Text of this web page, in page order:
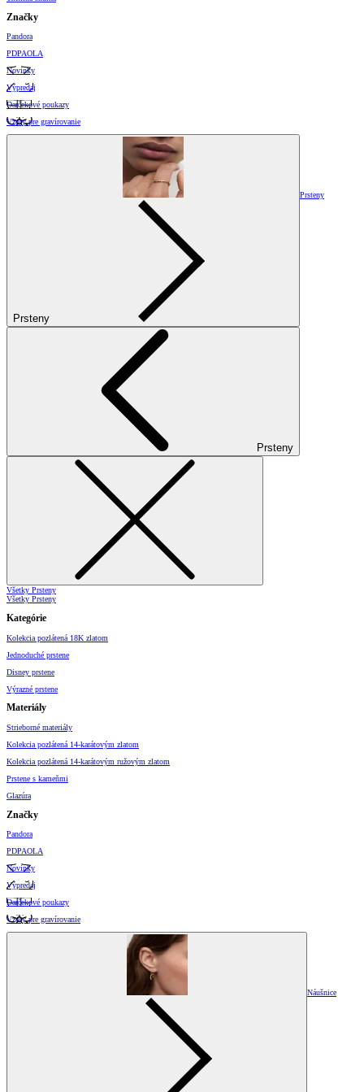
Značky
Pandora
PDPAOLA
Novinky
Výpredaj
Darčekové poukazy
Vzory pre gravírovanie
Prsteny
Prsteny
Prsteny
Všetky Prsteny
Všetky Prsteny
Kategórie
Kolekcia pozlátená 18K zlatom
Jednoduché prstene
Disney prstene
Výrazné prstene
Materiály
Strieborné materiály
Kolekcia pozlátená 14-karátovým zlatom
Kolekcia pozlátená 14-karátovým ružovým zlatom
Prstene s kameňmi
Glazúra
Značky
Pandora
PDPAOLA
Novinky
Výpredaj
Darčekové poukazy
Vzory pre gravírovanie
Náušnice